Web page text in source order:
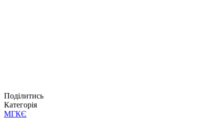
Поділитись
Категорія
МГКЄ